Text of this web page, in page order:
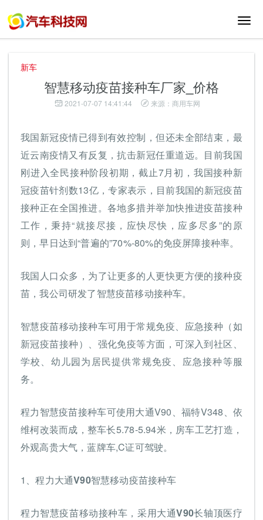
切
新车
智慧移动疫苗接种车厂家_价格
2021-07-07 14:41:44 来源：商用车网
我国新冠疫情已得到有效控制，但还未全部结束，最
近云南疫情又有反复，抗击新冠任重道远。目前我国
刚进入全民接种阶段初期，截止7月初，我国接种新
冠疫苗针剂数13亿，专家表示，目前我国的新冠疫苗
接种正在全国推进。各地多措并举加快推进疫苗接种
工作，秉持“就接尽接，应快尽快，应多尽多”的原
则，早日达到“普遍的”70%-80%的免疫屏障接种率。
我国人口众多，为了让更多的人更快更方便的接种疫
苗，我公司研发了智慧疫苗移动接种车。
智慧疫苗移动接种车可用于常规免疫、应急接种（如
新冠疫苗接种）、强化免疫等方面，可深入到社区、
学校、幼儿园为居民提供常规免疫、应急接种等服
务。
程力智慧疫苗接种车可使用大通V90、福特V348、依
维柯改装而成，整车长5.78-5.94米，房车工艺打造，
外观高贵大气，蓝牌车,C证可驾驶。
1、程力大通V90智慧移动疫苗接种车
程力智慧疫苗移动接种车，采用大通V90长轴顶医疗